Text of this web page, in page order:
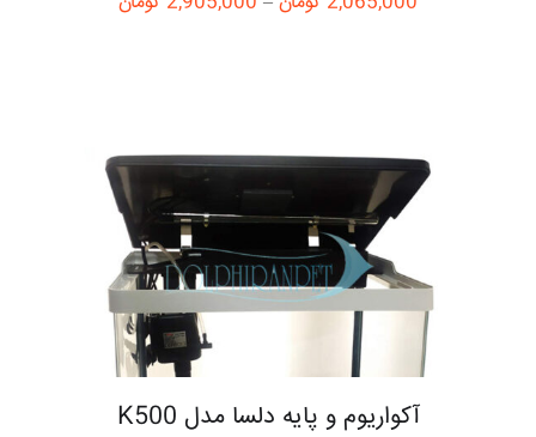
آکواریوم و پایه دلسا مدل K500